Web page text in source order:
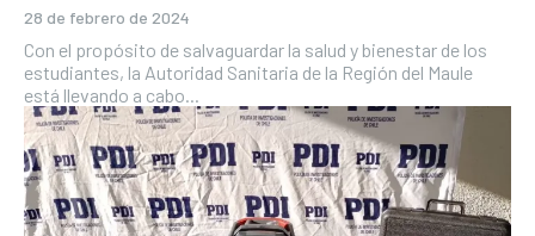
28 de febrero de 2024
Con el propósito de salvaguardar la salud y bienestar de los
estudiantes, la Autoridad Sanitaria de la Región del Maule
está llevando a cabo...